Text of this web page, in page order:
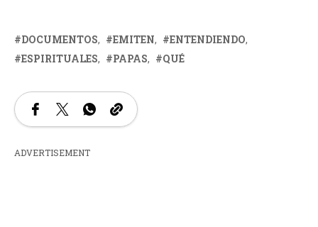
DOCUMENTOS EMITEN
ENTENDIENDO
ESPIRITUALES
PAPAS QUÉ
ADVERTISEMENT